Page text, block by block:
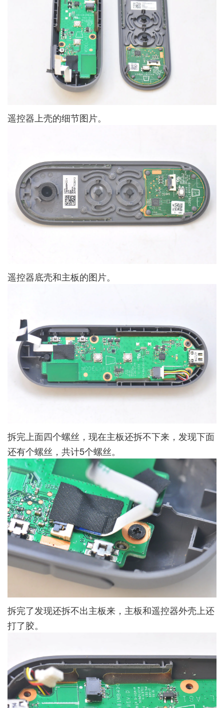
遥控器上壳的细节图片。
遥控器底壳和主板的图片。
拆完上面四个螺丝，现在主板还拆不下来，发现下面
还有个螺丝，共计5个螺丝。
拆完了发现还拆不出主板来，主板和遥控器外壳上还
打了胶。